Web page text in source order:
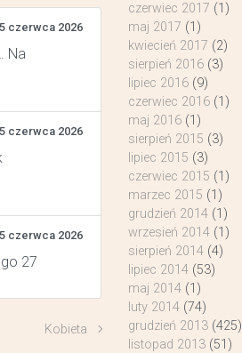
czerwca 2026
Na
czerwca 2026
czerwca 2026
27
Kobieta
czerwiec 2017 (1)
maj 2017 (1)
kwiecień 2017 (2)
sierpień 2016(3)
lipiec 2016(9)
czerwiec 2016(1)
maj 2016(1)
sierpień 2015 (3)
lipiec 2015 (3)
czerwiec 2015 (1)
marzec 2015 (1)
grudzień 2014(1)
wrzesień 2014(1)
sierpień 2014(4)
lipiec 2014(53)
maj 2014(1)
luty 2014(74)
grudzień 2013(425)
listopad 2013(51)